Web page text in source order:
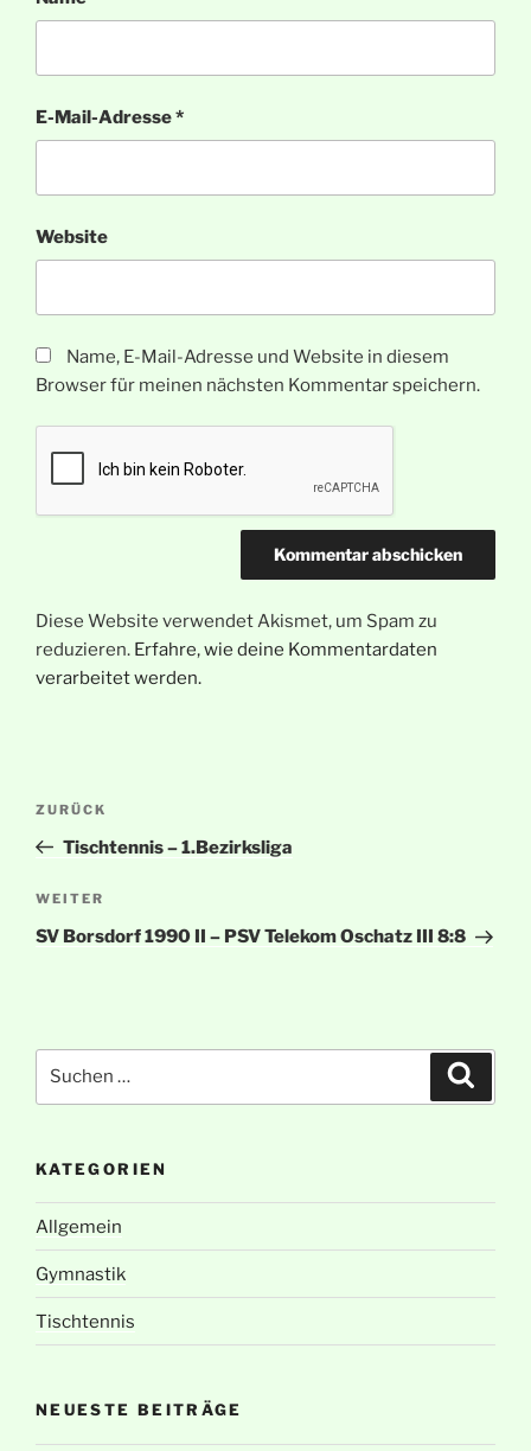
E-Mail-Adresse*
Website
Name, E-Mail-Adresse und Website in diesem
Browser für meinen nächsten Kommentar speichern.
Diese Website verwendet Akismet, um Spam zu
reduzieren. Erfahre, wie deine Kommentardaten
verarbeitet werden.
Beitragsnavigation
Vorheriger
Beitrag
ZURÜCK
Tischtennis – 1.Bezirksliga
Nächster
Beitrag
WEITER
SV Borsdorf 1990 II – PSV Telekom Oschatz III 8:8
nach:
KATEGORIEN
Allgemein
Gymnastik
Tischtennis
NEUESTE BEITRÄGE